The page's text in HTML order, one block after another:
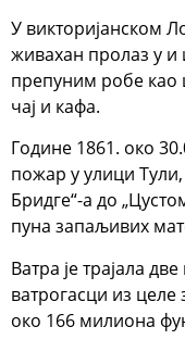
У викторијанском
живахан пролаз у и
препуним робе као
чај и кафа.
Године 1861. око
пожар у улици
Бридге“-а до
пуна запаљивих
Ватра је трајала
ватрогасци из
око 166 милиона